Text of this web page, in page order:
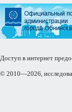
Доступ в интернет
© 2010—2026,